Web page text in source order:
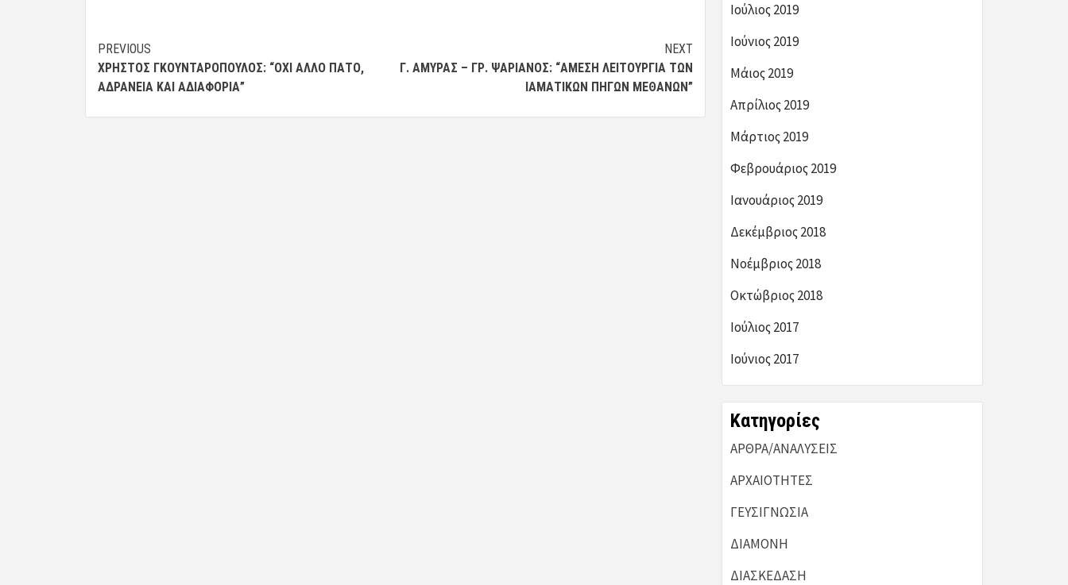
Post
navigation
PREVIOUS
ΧΡΉΣΤΟΣ ΓΚΟΥΝΤΑΡΌΠΟΥΛΟΣ: “ΌΧΙ ΆΛΛΟ ΠΆΤΟ,
ΑΔΡΆΝΕΙΑ ΚΑΙ ΑΔΙΑΦΟΡΊΑ”
NEXT
Γ. ΑΜΥΡΆΣ – ΓΡ. ΨΑΡΙΑΝΌΣ: “ΆΜΕΣΗ ΛΕΙΤΟΥΡΓΊΑ ΤΩΝ
ΙΑΜΑΤΙΚΏΝ ΠΗΓΏΝ ΜΕΘΆΝΩΝ”
Ιούλιος 2019
Ιούνιος 2019
Μάιος 2019
Απρίλιος 2019
Μάρτιος 2019
Φεβρουάριος 2019
Ιανουάριος 2019
Δεκέμβριος 2018
Νοέμβριος 2018
Οκτώβριος 2018
Ιούλιος 2017
Ιούνιος 2017
Kατηγορίες
ΑΡΘΡΑ/ΑΝΑΛΥΣΕΙΣ
ΑΡΧΑΙΟΤΗΤΕΣ
ΓΕΥΣΙΓΝΩΣΙΑ
ΔΙΑΜΟΝΗ
ΔΙΑΣΚΕΔΑΣΗ